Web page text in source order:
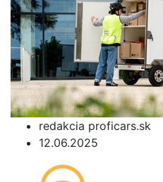
redakcia proficars.sk
12.06.2025